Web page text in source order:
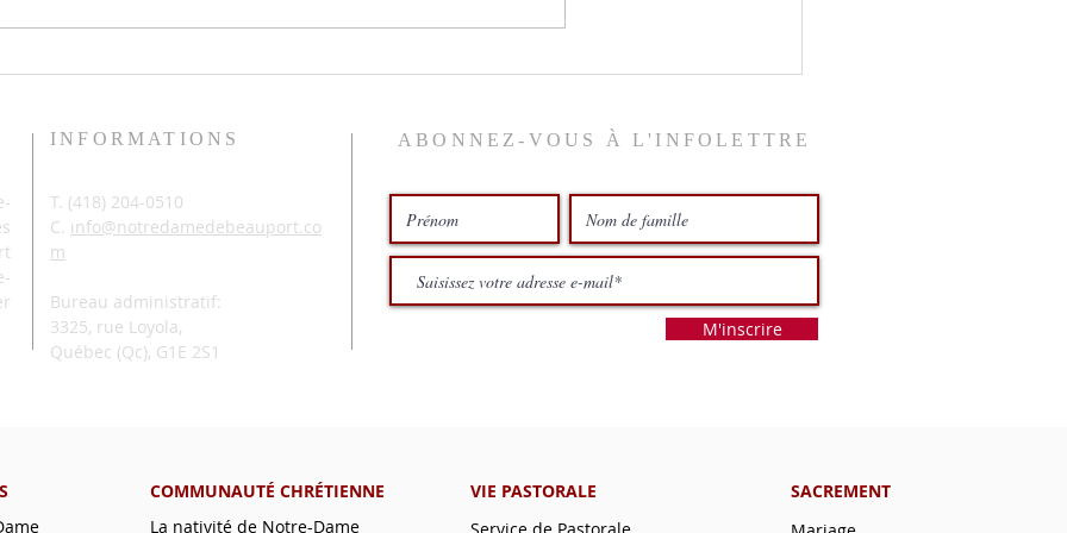
INFORMATIONS
T. (418) 204-0510
C. info@notredamedebeauport.co
m
Bureau administratif:
3325, rue Loyola,
Québec (Qc), G1E 2S1
ABONNEZ-VOUS À L'INFOLETTRE
M'inscrire
COMMUNAUTÉ CHRÉTIENNE
La nativité de Notre-Dame
VIE PASTORALE
SACREMENT